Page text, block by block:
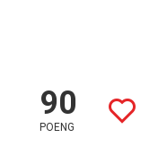
90
POENG